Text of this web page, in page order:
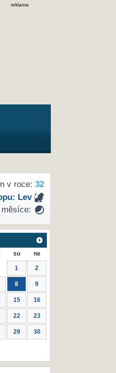
reklama
v roce: 32
Lev
měsíce:
so ne
1 2
8 9
15 16
22 23
29 30